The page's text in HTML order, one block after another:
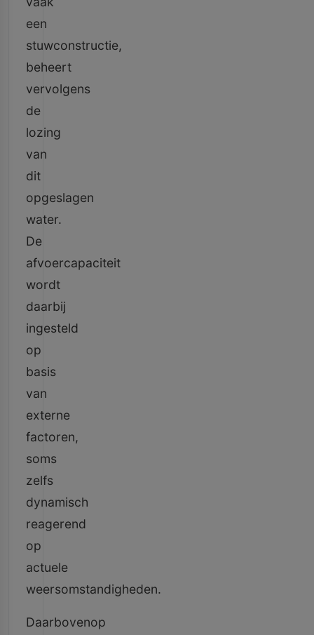
een
stuwconstructie,
beheert
vervolgens
de
lozing
van
dit
opgeslagen
water.
De
afvoercapaciteit
wordt
daarbij
ingesteld
op
basis
van
externe
factoren,
soms
zelfs
dynamisch
reagerend
op
actuele
weersomstandigheden.
Daarbovenop